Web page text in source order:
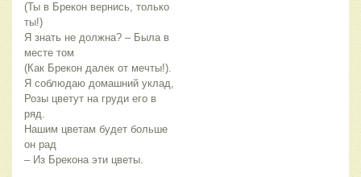
(Ты в Брекон вернись, только
ты!)
Я знать не должна? – Была в
месте том
(Как Брекон далек от мечты!).
Я соблюдаю домашний уклад,
Розы цветут на груди его в
ряд.
Нашим цветам будет больше
он рад
– Из Брекона эти цветы.